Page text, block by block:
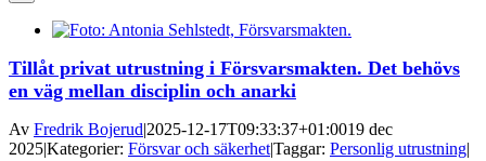
Tillåt privat utrustning i Försvarsmakten. Det behövs
en väg mellan disciplin och anarki
Av Fredrik Bojerud|2025-12-17T09:33:37+01:0019 dec
2025|Kategorier: Försvar och säkerhet|Taggar: Personlig utrustning|